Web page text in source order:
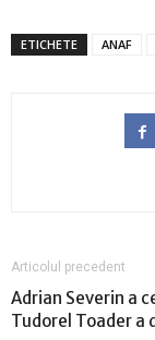
ETICHETE ANAF
Articolul precedent
Adrian Severin a
Tudorel Toader a